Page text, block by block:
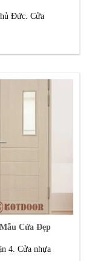
Đức. Cửa
Cửa Đẹp
4. Cửa nhựa